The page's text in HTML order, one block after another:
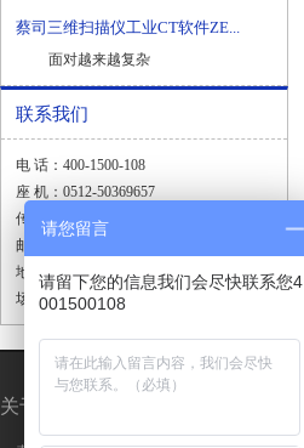
蔡司三维扫描仪工业CT软件ZE...
面对越来越复杂
联系我们
电 话：400-1500-108
座 机：0512-50369657
传 真：0512-57566118
邮 箱：zeiss.sale@yosoar.com
地 址：昆山市春晖路664号嘉裕国际广
场1幢1001室
关于我们
请您留言
请留下您的信息我们会尽快联系您4
001500108